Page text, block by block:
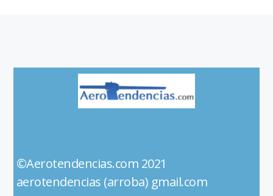
©Aerotendencias.com 2021
aerotendencias (arroba) gmail.com